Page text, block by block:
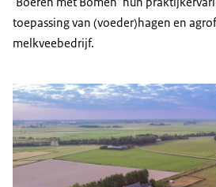
toepassing van (voeder)hagen en
melkveebedrijf.